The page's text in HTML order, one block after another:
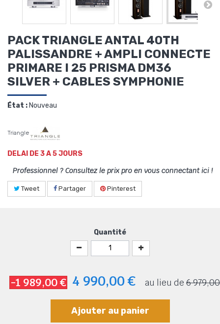
PACK TRIANGLE ANTAL 40TH
PALISSANDRE + AMPLI CONNECTE
PRIMARE I 25 PRISMA DM36
SILVER + CABLES SYMPHONIE
État :Nouveau
Triangle
DELAI DE 3 A 5 JOURS
Professionnel ? Consultez le prix pro en vous connectant ici !
Tweet Partager Pinterest
Quantité
-1 989,00 € 4 990,00 € au lieu de 6
Ajouter au panier